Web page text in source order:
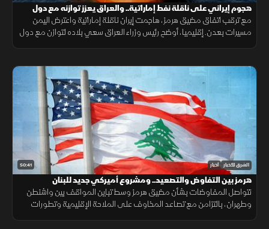
هجوم إيراني على ناقلة نفط إماراتية.. والعراق يعزز توازنه مع دول
الجوار
مع ترقب اتفاق مضيق هرمز، هاجمت إيران ناقلة إماراتية واعترض اليمن
مسيرات بعدن. إقليميا، أوضح رئيس وزراء العراق سعي بلاده لتوازن مع دول
50:41 الشرق للأخبار أخبار
هرمز بين التفاوض والتصعيد.. ومشروع أميركي جديد للبنان
تتواصل المفاوضات بشأن مضيق هرمز وسط تباين المواقف بين واشنطن
وطهران، بالتزامن مع تصاعد المخاوف على الملاحة الإقليمية وتطورات